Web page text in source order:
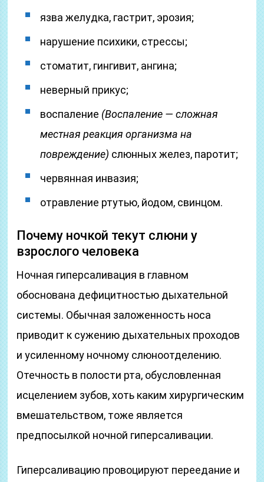
язва желудка, гастрит, эрозия;
нарушение психики, стрессы;
стоматит, гингивит, ангина;
неверный прикус;
воспаление (Воспаление — сложная
местная реакция организма на
повреждение) слюнных желез, паротит;
червянная инвазия;
отравление ртутью, йодом, свинцом.
Почему ночкой текут слюни у
взрослого человека
Ночная гиперсаливация в главном
обоснована дефицитностью дыхательной
системы. Обычная заложенность носа
приводит к сужению дыхательных проходов
и усиленному ночному слюноотделению.
Отечность в полости рта, обусловленная
исцелением зубов, хоть каким хирургическим
вмешательством, тоже является
предпосылкой ночной гиперсаливации.
Гиперсаливацию провоцируют переедание и